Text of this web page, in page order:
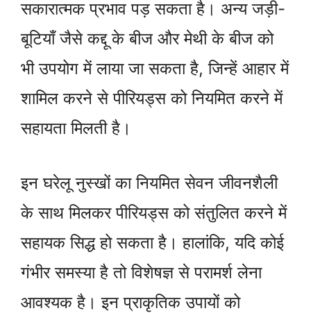
सकारात्मक प्रभाव पड़ सकता है। अन्य जड़ी-
बूटियाँ जैसे कद्दू के बीज और मेथी के बीज को
भी उपयोग में लाया जा सकता है, जिन्हें आहार में
शामिल करने से पीरियड्स को नियमित करने में
सहायता मिलती है।
इन घरेलू नुस्खों का नियमित सेवन जीवनशैली
के साथ मिलकर पीरियड्स को संतुलित करने में
सहायक सिद्ध हो सकता है। हालांकि, यदि कोई
गंभीर समस्या है तो विशेषज्ञ से परामर्श लेना
आवश्यक है। इन प्राकृतिक उपायों को